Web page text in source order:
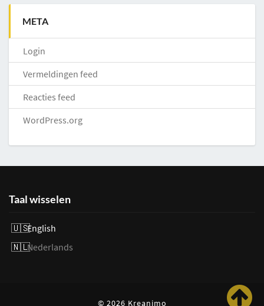
META
Login
Vermeldingen feed
Reacties feed
WordPress.org
Taal wisselen
English
Nederlands
© 2026 Kreanimo